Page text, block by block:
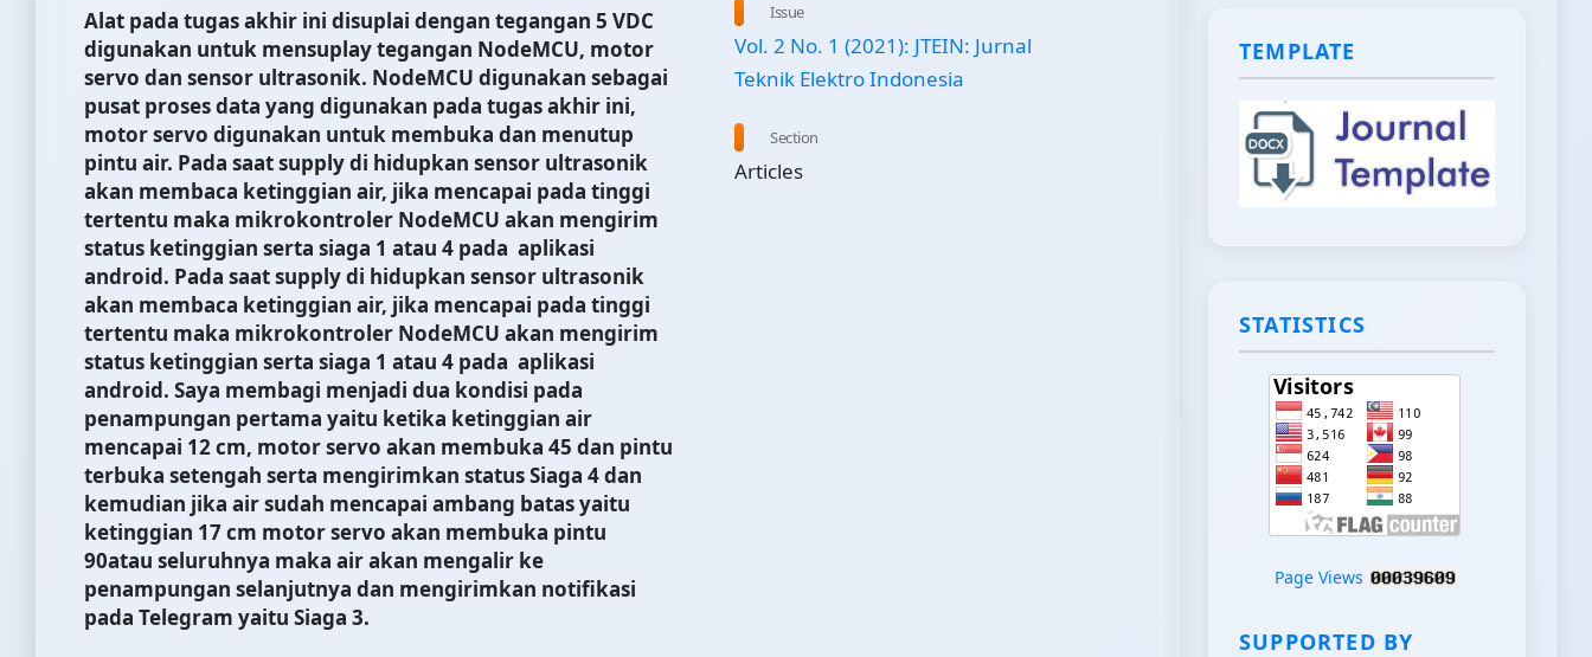
Alat pada tugas akhir ini disuplai dengan tegangan 5 VDC
digunakan untuk mensuplay tegangan NodeMCU, motor
servo dan sensor ultrasonik. NodeMCU digunakan sebagai
pusat proses data yang digunakan pada tugas akhir ini,
motor servo digunakan untuk membuka dan menutup
pintu air. Pada saat supply di hidupkan sensor ultrasonik
akan membaca ketinggian air, jika mencapai pada tinggi
tertentu maka mikrokontroler NodeMCU akan mengirim
status ketinggian serta siaga 1 atau 4 pada aplikasi
android. Pada saat supply di hidupkan sensor ultrasonik
akan membaca ketinggian air, jika mencapai pada tinggi
tertentu maka mikrokontroler NodeMCU akan mengirim
status ketinggian serta siaga 1 atau 4 pada aplikasi
android. Saya membagi menjadi dua kondisi pada
penampungan pertama yaitu ketika ketinggian air
mencapai 12 cm, motor servo akan membuka 45 dan pintu
terbuka setengah serta mengirimkan status Siaga 4 dan
kemudian jika air sudah mencapai ambang batas yaitu
ketinggian 17 cm motor servo akan membuka pintu
90atau seluruhnya maka air akan mengalir ke
penampungan selanjutnya dan mengirimkan notifikasi
pada Telegram yaitu Siaga 3.
Issue
Vol. 2 No. 1 (2021): JTEIN: Jurnal
Teknik Elektro Indonesia
Section
Articles
TEMPLATE
STATISTICS
Page Views
SUPPORTED BY